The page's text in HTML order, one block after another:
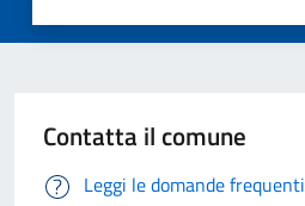
Contatta il comune
Leggi le domande frequenti